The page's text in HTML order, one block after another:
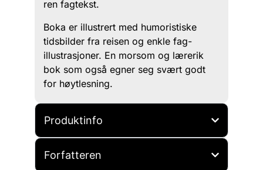
ren fagtekst.
Boka er illustrert med humoristiske
tidsbilder fra reisen og enkle fag-
illustrasjoner. En morsom og lærerik
bok som også egner seg svært godt
for høytlesning.
Produktinfo
Forfatteren